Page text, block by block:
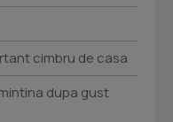
cimbru de casa
dupa gust